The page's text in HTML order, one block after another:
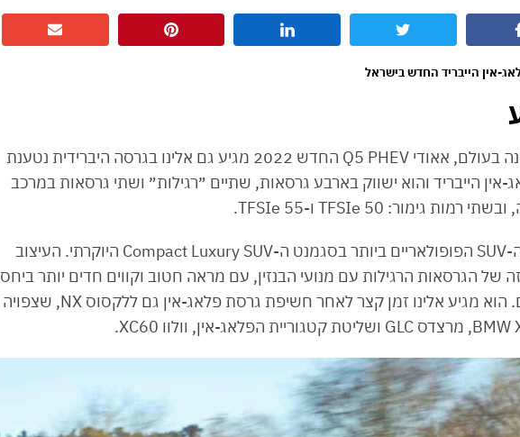
אחרי שהושק בפברואר השנה בעולם, אאודי Q5 PHEV החדש 2022 מגיע גם אלינו בגרסה היברידית נטענת
הייבריד והוא ישווק בארבע גרסאות, שתיים ״רגילות״ ושתי גרסאות במרכב
אאודי Q5 הוא אחד מרכבי ה-SUV הפופולאריים ביותר בסגמנט ה-Compact Luxury SUV היוקרתי. העיצוב
של הגרסאות הרגילות עם מנועי הבנזין, עם מראה חטוב וקווים חדים יותר ביחס
לדגם היוצא ששווק עד היום. הוא מגיע אלינו זמן קצר לאחר חשיפת גרסת פלאג-אין גם ללקסוס NX, שצפויה